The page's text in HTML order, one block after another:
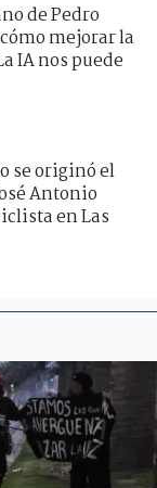
de Pedro
mejorar la
IA nos puede
se originó el
Antonio
en Las